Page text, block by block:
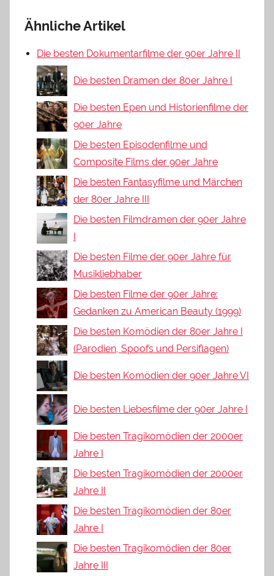
Ähnliche Artikel
Die besten Dokumentarfilme der 90er Jahre II
Die besten Dramen der 80er Jahre I
Die besten Epen und Historienfilme der
90er Jahre
Die besten Episodenfilme und
Composite Films der 90er Jahre
Die besten Fantasyfilme und Märchen
der 80er Jahre III
Die besten Filmdramen der 90er Jahre
I
Die besten Filme der 90er Jahre für
Musikliebhaber
Die besten Filme der 90er Jahre:
Gedanken zu American Beauty (1999)
Die besten Komödien der 80er Jahre I
(Parodien, Spoofs und Persiflagen)
Die besten Komödien der 90er Jahre VI
Die besten Liebesfilme der 90er Jahre I
Die besten Tragikomödien der 2000er
Jahre I
Die besten Tragikomödien der 2000er
Jahre II
Die besten Tragikomödien der 80er
Jahre I
Die besten Tragikomödien der 80er
Jahre III